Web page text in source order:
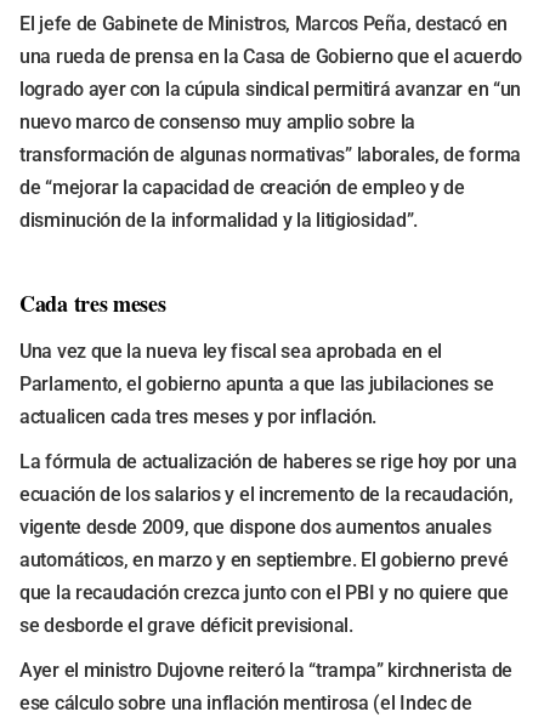
El jefe de Gabinete de Ministros, Marcos Peña, destacó en
una rueda de prensa en la Casa de Gobierno que el acuerdo
logrado ayer con la cúpula sindical permitirá avanzar en “un
nuevo marco de consenso muy amplio sobre la
transformación de algunas normativas” laborales, de forma
de “mejorar la capacidad de creación de empleo y de
disminución de la informalidad y la litigiosidad”.
Cada tres meses
Una vez que la nueva ley fiscal sea aprobada en el
Parlamento, el gobierno apunta a que las jubilaciones se
actualicen cada tres meses y por inflación.
La fórmula de actualización de haberes se rige hoy por una
ecuación de los salarios y el incremento de la recaudación,
vigente desde 2009, que dispone dos aumentos anuales
automáticos, en marzo y en septiembre. El gobierno prevé
que la recaudación crezca junto con el PBI y no quiere que
se desborde el grave déficit previsional.
Ayer el ministro Dujovne reiteró la “trampa” kirchnerista de
ese cálculo sobre una inflación mentirosa (el Indec de